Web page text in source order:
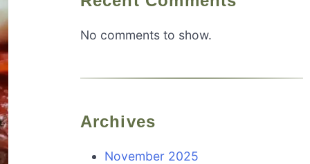
No comments to show.
Archives
November 2025